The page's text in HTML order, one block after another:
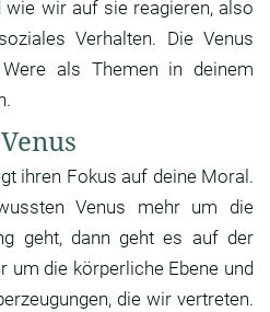
wie wir auf sie reagieren, also
Verhalten. Die Venus
als Themen in deinem
ihren Fokus auf deine Moral.
Venus mehr um die
geht, dann geht es auf der
um die körperliche Ebene und
die wir vertreten.